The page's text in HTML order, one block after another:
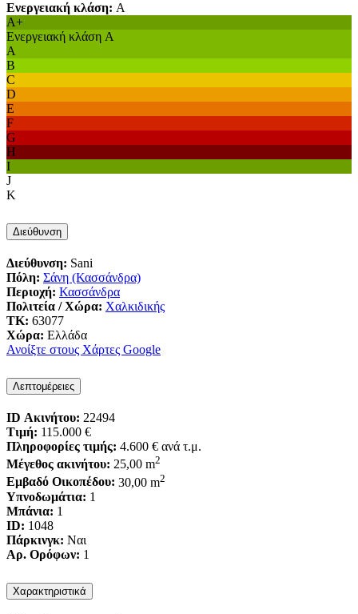
Ενεργειακή κλάση: A
A+
Ενεργειακή κλάση A
A
B
C
D
E
F
G
H
I
J
K
Διεύθυνση
Διεύθυνση: Sani
Πόλη: Σάνη (Κασσάνδρα)
Περιοχή: Κασσάνδρα
Πολιτεία / Χώρα: Χαλκιδικής
ΤΚ: 63077
Χώρα: Ελλάδα
Ανοίξτε στους Χάρτες Google
Λεπτομέρειες
ID Ακινήτου: 22494
Τιμή: 115.000 €
Πληροφορίες τιμής: 4.600 € ανά τ.μ.
Μέγεθος ακινήτου: 25,00 m2
Εμβαδό Οικοπέδου: 30,00 m2
Υπνοδωμάτια: 1
Μπάνια: 1
ID: 1048
Πάρκινγκ: Ναι
Αρ. Ορόφων: 1
Χαρακτηριστικά